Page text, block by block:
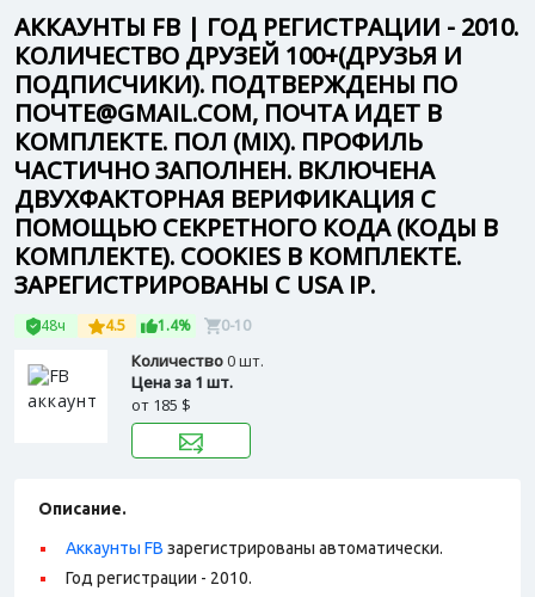
АККАУНТЫ FB | ГОД РЕГИСТРАЦИИ - 2010.
КОЛИЧЕСТВО ДРУЗЕЙ 100+(ДРУЗЬЯ И
ПОДПИСЧИКИ). ПОДТВЕРЖДЕНЫ ПО
ПОЧТЕ@GMAIL.COM, ПОЧТА ИДЕТ В
КОМПЛЕКТЕ. ПОЛ (MIX). ПРОФИЛЬ
ЧАСТИЧНО ЗАПОЛНЕН. ВКЛЮЧЕНА
ДВУХФАКТОРНАЯ ВЕРИФИКАЦИЯ С
ПОМОЩЬЮ СЕКРЕТНОГО КОДА (КОДЫ В
КОМПЛЕКТЕ). СOOKIES В КОМПЛЕКТЕ.
ЗАРЕГИСТРИРОВАНЫ С USA IP.
48ч 4.5 1.4% 0-10
Количество0 шт.
Цена за 1 шт.
от 185 $
Описание.
Аккаунты FB зарегистрированы автоматически.
Год регистрации - 2010.